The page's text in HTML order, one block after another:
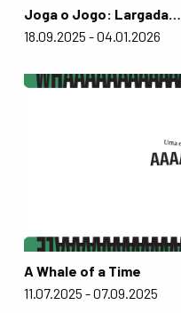
Joga o Jogo: Largada…
18.09.2025 - 04.01.2026
A Whale of a Time
11.07.2025 - 07.09.2025